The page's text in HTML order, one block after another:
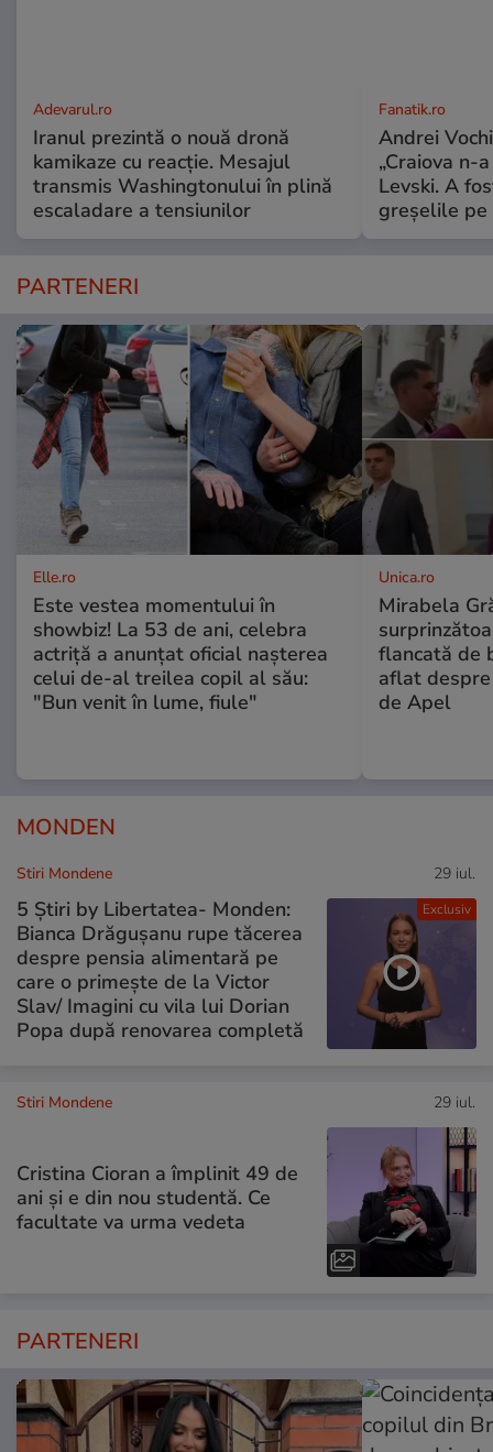
Adevarul.ro
Iranul prezintă o nouă dronă
kamikaze cu reacție. Mesajul
transmis Washingtonului în plină
escaladare a tensiunilor
Fanatik.ro
Andrei
„Craiova n-
Levski. A
greșelile pe
PARTENERI
Elle.ro
Este vestea momentului în
showbiz! La 53 de ani, celebra
actriță a anunțat oficial nașterea
celui de-al treilea copil al său:
"Bun venit în lume, fiule"
Unica.ro
Mirabela
flancată de
aflat
de Apel
MONDEN
Exclusiv
Stiri Mondene 29 iul.
5 Știri by Libertatea- Monden:
Bianca Drăgușanu rupe tăcerea
despre pensia alimentară pe
care o primește de la Victor
Slav/ Imagini cu vila lui Dorian
Popa după renovarea completă
Stiri Mondene 29 iul.
Cristina Cioran a împlinit 49 de
ani și e din nou studentă. Ce
facultate va urma vedeta
PARTENERI